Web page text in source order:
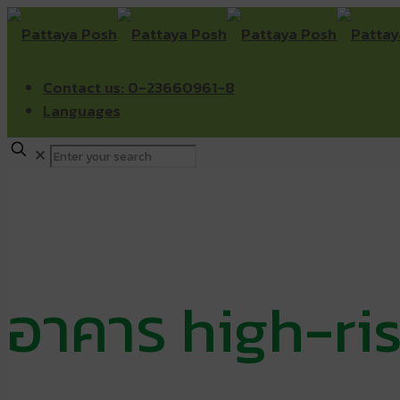
Contact us: 0-23660961-8
Languages
✕
อาคาร high-